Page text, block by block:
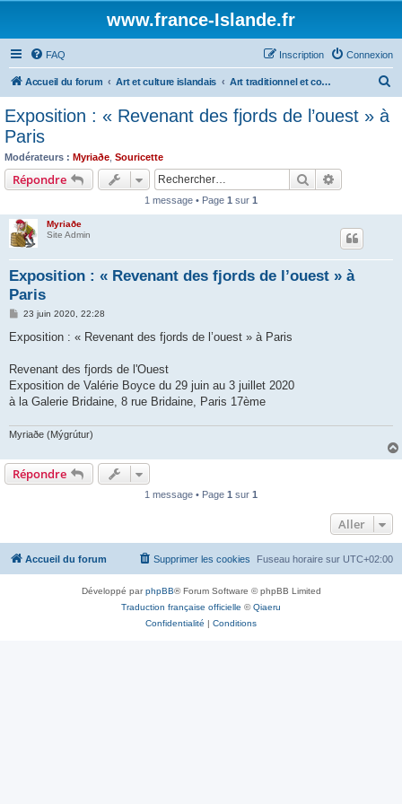
www.france-Islande.fr
FAQ Connexion
Inscription
Accueil du forum Art et culture islandais Art traditionnel et contemporain
Exposition : « Revenant des fjords de l’ouest » à
Paris
Modérateurs : Myriaðe Souricette
Répondre Rechercher
1 message • Page 1 sur 1
Myriaðe
Site Admin
Exposition : « Revenant des fjords de l’ouest » à
Paris
M
s
s
g
23 juin 2020, 22:28
Exposition : « Revenant des fjords de l’ouest » à Paris
Revenant des fjords de l'Ouest
Exposition de Valérie Boyce du 29 juin au 3 juillet 2020
à la Galerie Bridaine, 8 rue Bridaine, Paris 17ème
Myriaðe (Mýgrútur)
Répondre
1 message • Page 1 sur 1
Aller
Accueil du forum Fuseau horaire sur UTC+02:00
Supprimer les cookies
Développé parphpBB® Forum Software © phpBB Limited
Traduction française officielle ©Qiaeru
Confidentialité | Conditions